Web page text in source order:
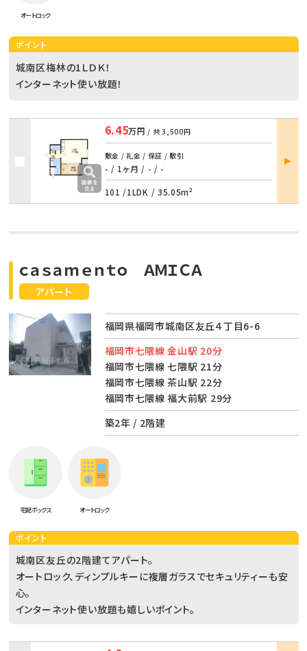
オートロック
ポイント
城南区梅林の1ＬＤＫ！
インターネット使い放題！
6.45万円 / 共3,500円
敷金 / 礼金 / 保証 / 敷引
- / 1ヶ月 / - / -
101 /1LDK / 35.05m²
部屋
詳細
アパート
ｃａｓａｍｅｎｔｏ ＡＭＩＣＡ
福岡県福岡市城南区友丘４丁目6-6
福岡市七隈線 金山駅 20分
福岡市七隈線 七隈駅 21分
福岡市七隈線 茶山駅 22分
福岡市七隈線 福大前駅 29分
築2年 / 2階建
宅配ボックス オートロック
ポイント
城南区友丘の2階建てアパート。
オートロック、ディンプルキーに複層ガラスでセキュリティーも安
心。
インターネット使い放題も嬉しいポイント。